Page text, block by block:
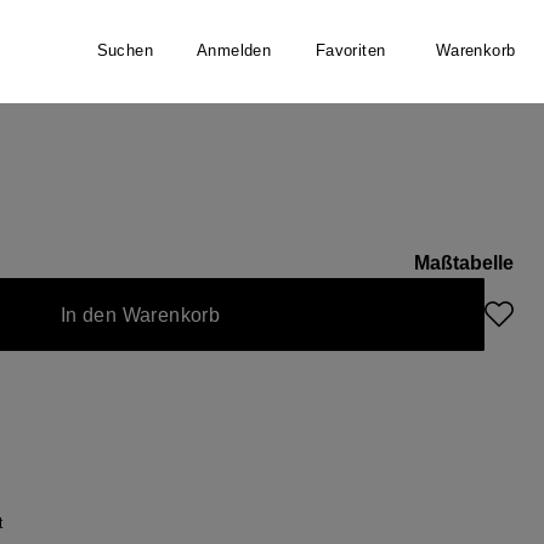
Suchen Anmelden Favoriten Warenkorb
Maßtabelle
In den Warenkorb